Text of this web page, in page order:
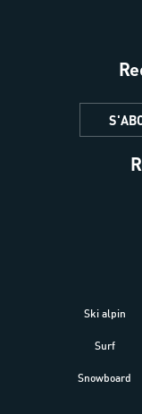
Ski alpin
Surf
Snowboard